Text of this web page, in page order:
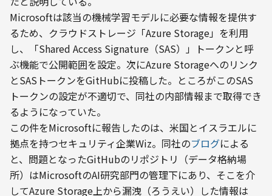
Microsoftは該当の機械学習モデルに必要な情報を提供す
るため、クラウドストレージ「Azure Storage」を利用
し、「Shared Access Signature（SAS）」トークンと呼
ぶ機能で公開範囲を設定。次にAzure Storageへのリンク
とSASトークンをGitHubに投稿した。ところがこのSAS
トークンの設定が不適切で、同社の内部情報まで取得でき
るようになっていた。
この件をMicrosoftに報告したのは、米国とイスラエルに
拠点を持つセキュリティ企業Wiz。同社のブログによる
と、問題となったGitHubのリポジトリ（データ格納場
所）はMicrosoftのAI研究部門の管理下にあり、そこを介
してAzure Storage上から漏洩（ろうえい）した情報は